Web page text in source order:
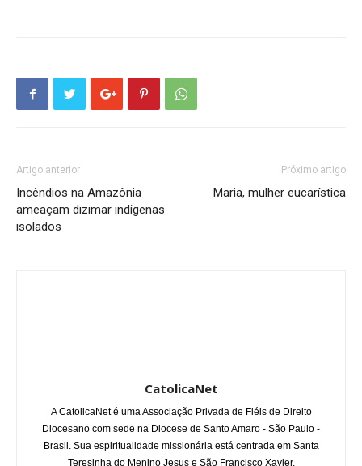
Artigo anterior
Incêndios na Amazônia
ameaçam dizimar indígenas
isolados
Próximo artigo
Maria, mulher eucarística
CatolicaNet
A CatolicaNet é uma Associação Privada de Fiéis de Direito
Diocesano com sede na Diocese de Santo Amaro - São Paulo -
Brasil. Sua espiritualidade missionária está centrada em Santa
Teresinha do Menino Jesus e São Francisco Xavier.